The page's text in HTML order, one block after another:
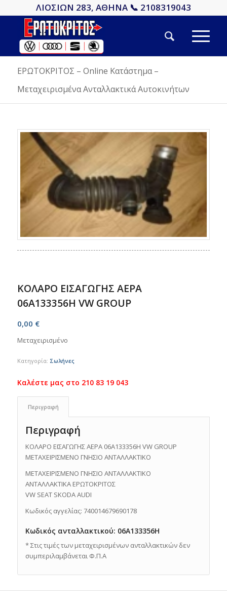
ΛΙΟΣΙΩΝ 283, ΑΘΗΝΑ 📞 2108319043
ΕΡΩΤΟΚΡΙΤΟΣ – Online Κατάστημα –
Μεταχειρισμένα Ανταλλακτικά Αυτοκινήτων
ΚΟΛΑΡΟ ΕΙΣΑΓΩΓΗΣ ΑΕΡΑ
06A133356H VW GROUP
0,00 €
Μεταχειρισμένο
Κατηγορία: Σωλήνες
Περιγραφή
Περιγραφή
ΚΟΛΑΡΟ ΕΙΣΑΓΩΓΗΣ ΑΕΡΑ 06A133356H VW GROUP
ΜΕΤΑΧΕΙΡΙΣΜΕΝΟ ΓΝΗΣΙΟ ΑΝΤΑΛΛΑΚΤΙΚO
ΜΕΤΑΧΕΙΡΙΣΜΕΝΟ ΓΝΗΣΙΟ ΑΝΤΑΛΛΑΚΤΙΚO
ΑΝΤΑΛΛΑΚΤΙΚΑ ΕΡΩΤΟΚΡΙΤΟΣ
VW SEAT SKODA AUDI
Κωδικός αγγελίας: 740014679690178
Κωδικός ανταλλακτικού: 06A133356H
* Στις τιμές των μεταχειρισμένων ανταλλακτικών δεν
συμπεριλαμβάνεται Φ.Π.Α